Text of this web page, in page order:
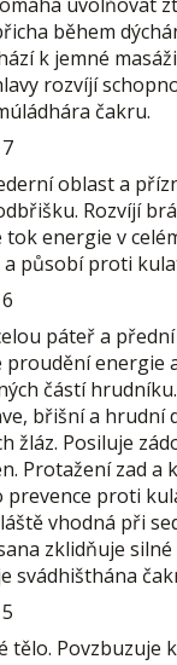
během
k jemné
rozvíjí
čakru.
oblast a
Rozvíjí
tok energie v
působí proti
páteř a
proudění energie
částí
břišní a hrudní
žláz. Posiluje
Protažení zad a
prevence proti
vhodná při
zklidňuje silné
svádhišthána
tělo. Povzbuzuje